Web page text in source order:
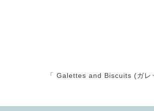
「 Galettes and Biscuits (ガ